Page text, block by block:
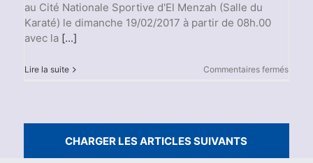
au Cité Nationale Sportive d'El Menzah (Salle du
Karaté) le dimanche 19/02/2017 à partir de 08h.00
avec la [...]
Lire la suite Commentaires ferméssur
–
CHARGER LES ARTICLES SUIVANTS